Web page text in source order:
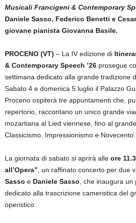
Musicali Francigeni & Contemporary
Daniele Sasso, Federico Benetti e
giovane pianista Giovanna Basile.
PROCENO (VT) – La IV edizione di
& Contemporary Speech ’26 prosegue
settimana dedicato alla grande tradizione
Sabato 4 e domenica 5 luglio il Palazzo
Proceno ospiterà tre appuntamenti che,
repertorio, raccontano un unico grande
mozartiana al Lied viennese, fino al
Classicismo, Impressionismo e Novecento.
La giornata di sabato si aprirà alle ore
all’Opera” , un raffinato concerto per due
Sasso e Daniele Sasso , che inaugura
dedicato alla trascrizione cameristica del
operistico.